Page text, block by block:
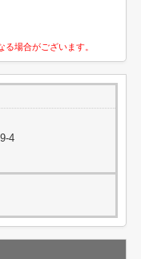
場合がございます。
4